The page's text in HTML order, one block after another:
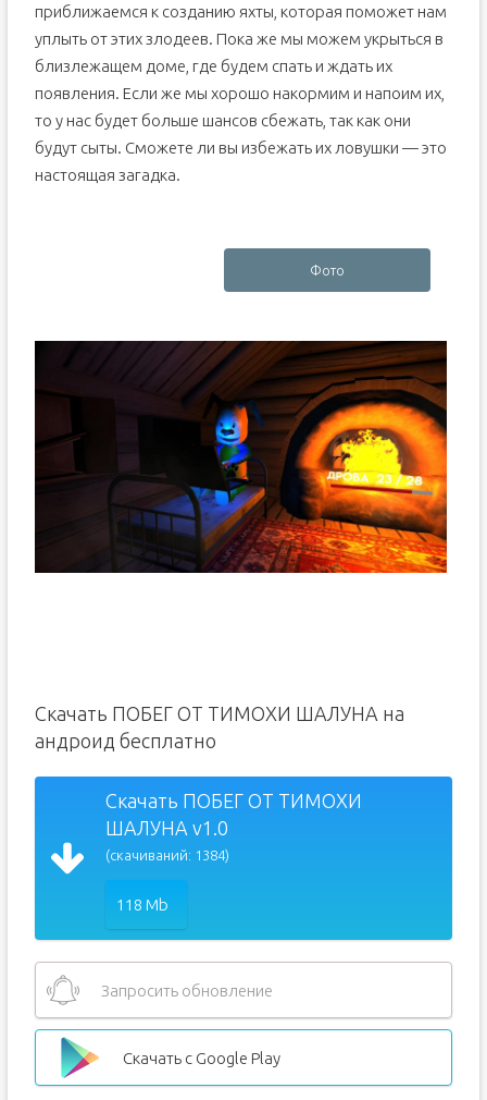
приближаемся к созданию яхты, которая поможет нам
уплыть от этих злодеев. Пока же мы можем укрыться в
близлежащем доме, где будем спать и ждать их
появления. Если же мы хорошо накормим и напоим их,
то у нас будет больше шансов сбежать, так как они
будут сыты. Сможете ли вы избежать их ловушки — это
настоящая загадка.
Фото
Скачать ПОБЕГ ОТ ТИМОХИ ШАЛУНА на
андроид бесплатно
Скачать ПОБЕГ ОТ ТИМОХИ
ШАЛУНА v1.0
(скачиваний: 1384)
118 Mb
Запросить обновление
Скачать с Google Play